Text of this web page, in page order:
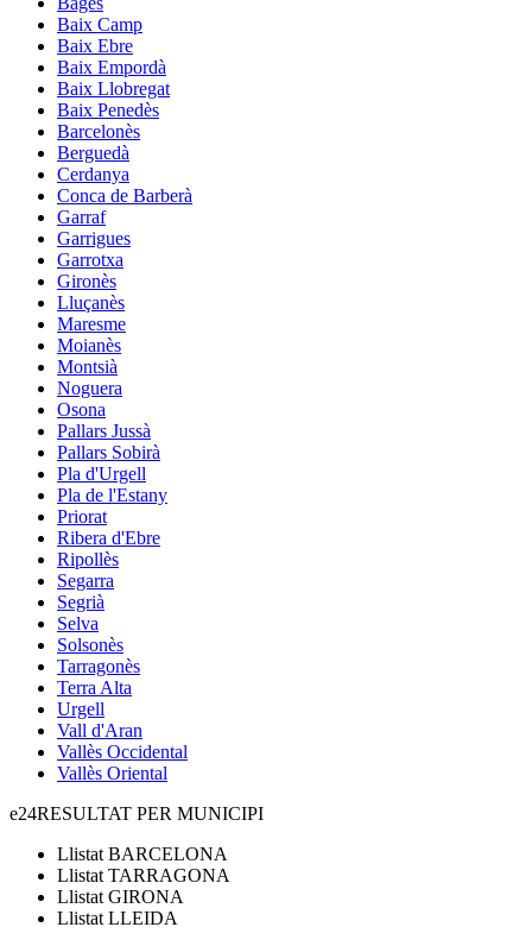
Baix Camp
Baix Ebre
Baix Empordà
Baix Llobregat
Baix Penedès
Barcelonès
Berguedà
Cerdanya
Conca de Barberà
Garraf
Garrigues
Garrotxa
Gironès
Lluçanès
Maresme
Moianès
Montsià
Noguera
Osona
Pallars Jussà
Pallars Sobirà
Pla d'Urgell
Pla de l'Estany
Priorat
Ribera d'Ebre
Ripollès
Segarra
Segrià
Selva
Solsonès
Tarragonès
Terra Alta
Urgell
Vall d'Aran
Vallès Occidental
Vallès Oriental
e24RESULTAT PER MUNICIPI
Llistat BARCELONA
Llistat TARRAGONA
Llistat GIRONA
Llistat LLEIDA